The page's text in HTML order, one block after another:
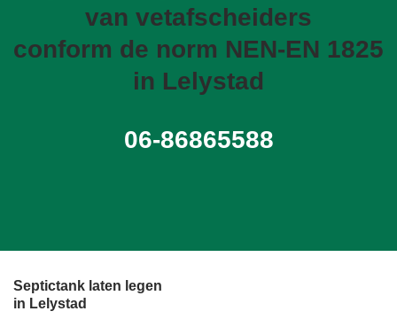
van vetafscheiders
conform de norm NEN-EN 1825
in Lelystad
06-86865588
Septictank laten legen
in Lelystad